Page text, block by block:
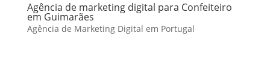
Agência de marketing digital para Confeiteiro
em Guimarães
Agência de Marketing Digital em Portugal